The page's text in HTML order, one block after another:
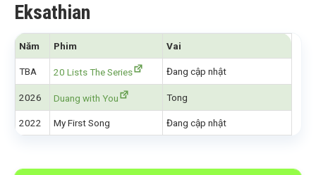
Eksathian
Năm Phim Vai
TBA 20 Lists The Series Đang cập nhật
2026 Duang with You Tong
2022 My First Song Đang cập nhật